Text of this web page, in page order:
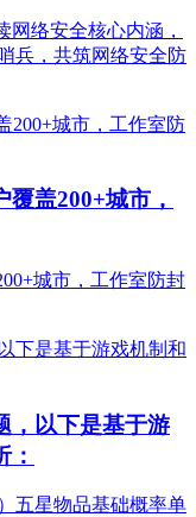
网络安全核心内涵，
兵，共筑网络安全防
盖200+城市，
城市，工作室防封
，以下是基于游
五星物品基础概率单